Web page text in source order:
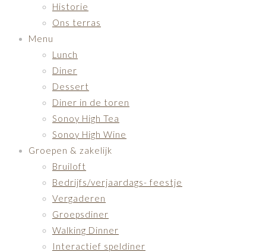
Historie
Ons terras
Menu
Lunch
Diner
Dessert
Diner in de toren
Sonoy High Tea
Sonoy High Wine
Groepen & zakelijk
Bruiloft
Bedrijfs/verjaardags- feestje
Vergaderen
Groepsdiner
Walking Dinner
Interactief speldiner